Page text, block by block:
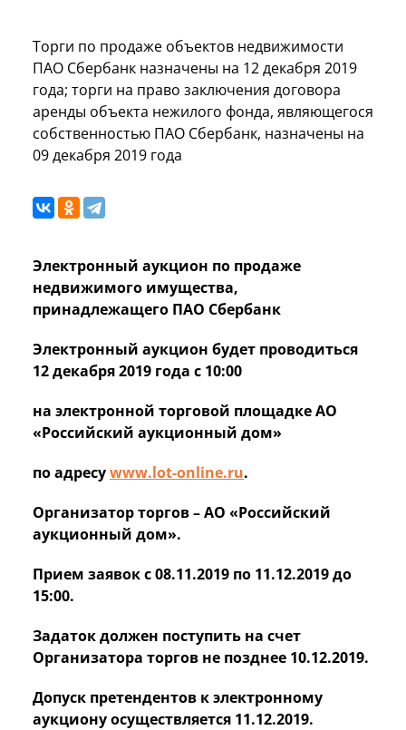
Торги по продаже объектов недвижимости
ПАО Сбербанк назначены на 12 декабря 2019
года; торги на право заключения договора
аренды объекта нежилого фонда, являющегося
собственностью ПАО Сбербанк, назначены на
09 декабря 2019 года
Электронный аукцион по продаже
недвижимого имущества,
принадлежащего ПАО Сбербанк
Электронный аукцион будет проводиться
12 декабря 2019 года с 10:00
на электронной торговой площадке АО
«Российский аукционный дом»
по адресуwww.lot-online.ru.
Организатор торгов – АО «Российский
аукционный дом».
Прием заявок с 08.11.2019 по 11.12.2019 до
15:00.
Задаток должен поступить на счет
Организатора торгов не позднее 10.12.2019.
Допуск претендентов к электронному
аукциону осуществляется 11.12.2019.